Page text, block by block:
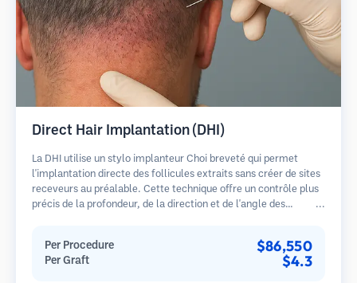
Direct Hair Implantation (DHI)
La DHI utilise un stylo implanteur Choi breveté qui permet
l'implantation directe des follicules extraits sans créer de sites
receveurs au préalable. Cette technique offre un contrôle plus
précis de la profondeur, de la direction et de l'angle des
Per Procedure $86,550
Per Graft $4.3